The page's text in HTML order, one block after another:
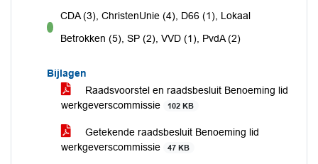
voor
CDA (3), ChristenUnie (4), D66 (1), Lokaal
Betrokken (5), SP (2), VVD (1), PvdA (2)
Bijlagen
Raadsvoorstel en raadsbesluit Benoeming lid
werkgeverscommissie
102 KB
Getekende raadsbesluit Benoeming lid
werkgeverscommissie
47 KB